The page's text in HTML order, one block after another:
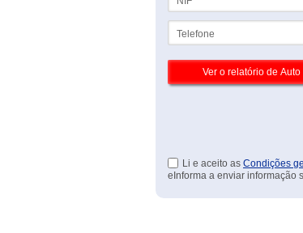
Li e aceito as Condições
eInforma a enviar informação